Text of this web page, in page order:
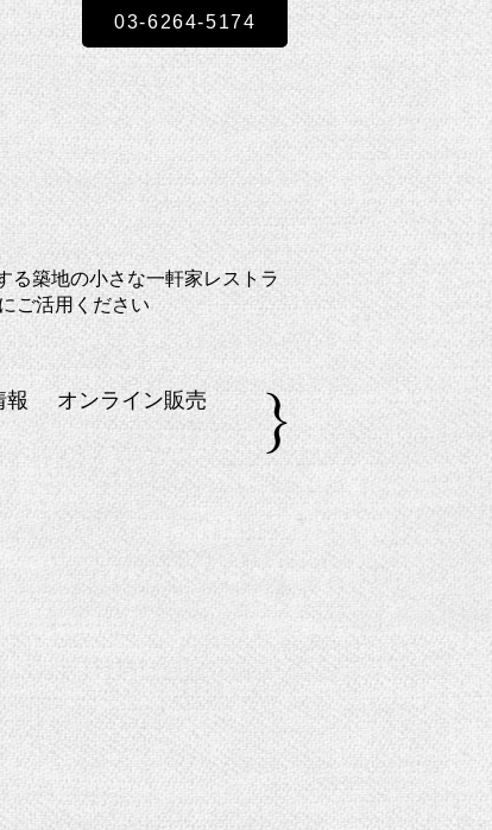
る築地の小さな一軒家レストラ
ご活用ください
03-6264-5174
報
オンライン販売